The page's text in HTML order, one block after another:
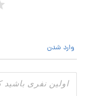
وارد شدن